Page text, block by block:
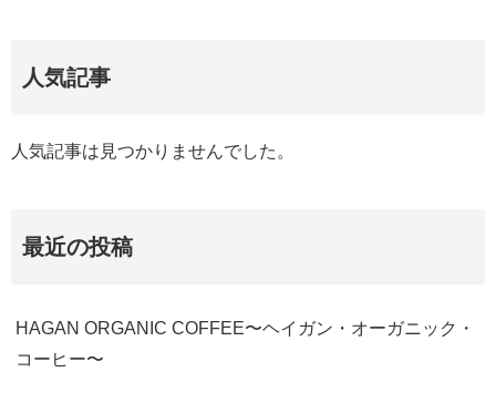
人気記事
人気記事は見つかりませんでした。
最近の投稿
HAGAN ORGANIC COFFEE〜ヘイガン・オーガニック・
コーヒー〜